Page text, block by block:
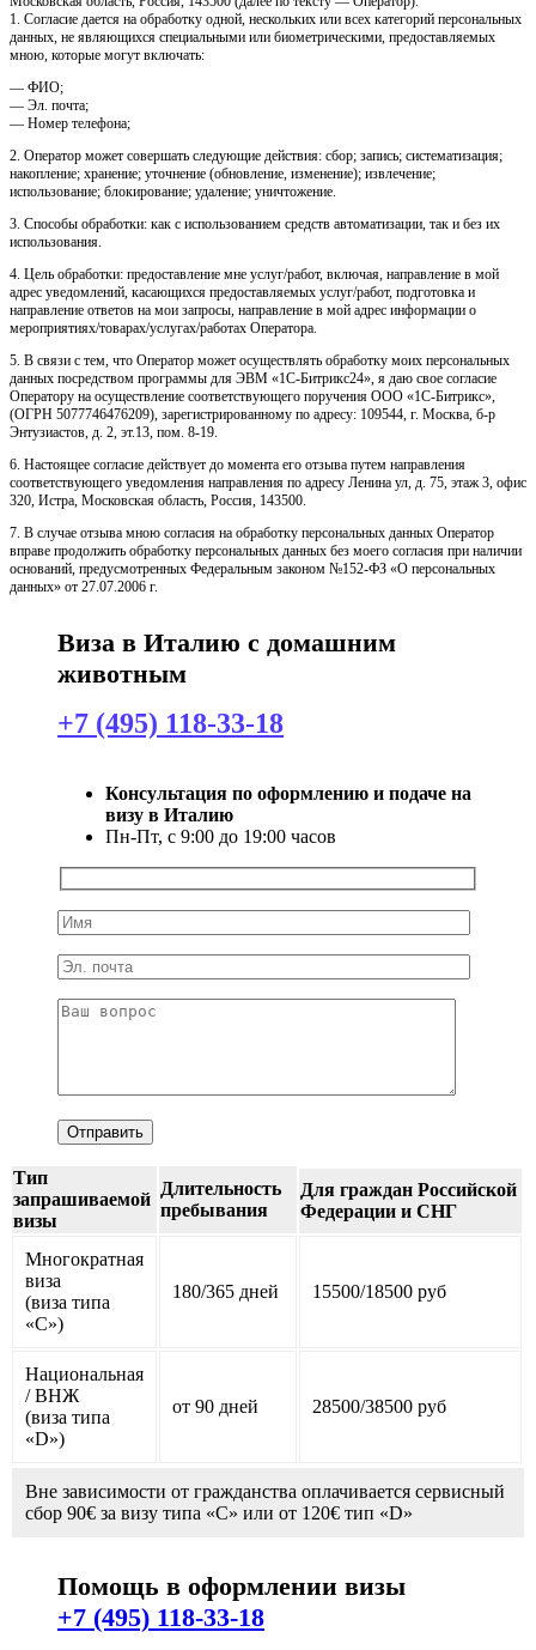
1. Согласие дается на обработку одной, нескольких или всех категорий персональных
данных, не являющихся специальными или биометрическими, предоставляемых
мною, которые могут включать:
— ФИО;
— Эл. почта;
— Номер телефона;
2. Оператор может совершать следующие действия: сбор; запись; систематизация;
накопление; хранение; уточнение (обновление, изменение); извлечение;
использование; блокирование; удаление; уничтожение.
3. Способы обработки: как с использованием средств автоматизации, так и без их
использования.
4. Цель обработки: предоставление мне услуг/работ, включая, направление в мой
адрес уведомлений, касающихся предоставляемых услуг/работ, подготовка и
направление ответов на мои запросы, направление в мой адрес информации о
мероприятиях/товарах/услугах/работах Оператора.
5. В связи с тем, что Оператор может осуществлять обработку моих персональных
данных посредством программы для ЭВМ «1С-Битрикс24», я даю свое согласие
Оператору на осуществление соответствующего поручения ООО «1С-Битрикс»,
(ОГРН 5077746476209), зарегистрированному по адресу: 109544, г. Москва, б-р
Энтузиастов, д. 2, эт.13, пом. 8-19.
6. Настоящее согласие действует до момента его отзыва путем направления
соответствующего уведомления направления по адресу Ленина ул, д. 75, этаж 3, офис
320, Истра, Московская область, Россия, 143500.
7. В случае отзыва мною согласия на обработку персональных данных Оператор
вправе продолжить обработку персональных данных без моего согласия при наличии
оснований, предусмотренных Федеральным законом №152-ФЗ «О персональных
данных» от 27.07.2006 г.
Виза в Италию с домашним
животным
+7 (495) 118-33-18
Консультация по оформлению и подаче на
визу в Италию
Пн-Пт, с 9:00 до 19:00 часов
Тип
запрашиваемой
визы
Длительность
пребывания
Для граждан Российской
Федерации и СНГ
Многократная
виза
(виза типа
«С»)
180/365 дней 15500/18500 руб
Национальная
/ ВНЖ
(виза типа
«D»)
от 90 дней 28500/38500 руб
Вне зависимости от гражданства оплачивается сервисный
сбор 90€ за визу типа «C» или от 120€ тип «D»
Помощь в оформлении визы
+7 (495) 118-33-18